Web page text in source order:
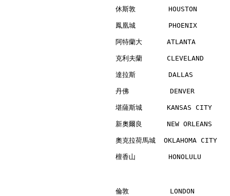
休斯敦        HOUSTON
鳳凰城        PHOENIX
阿特蘭大      ATLANTA
克利夫蘭
達拉斯        DALLAS
丹佛          DENVER
堪薩斯城      KANSAS
新奧爾良      NEW
奧克拉荷馬城
檀香山        HONOLULU
倫敦          LONDON